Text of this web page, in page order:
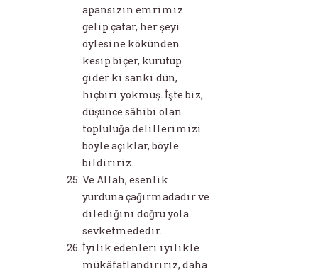
apansızın emrimiz
gelip çatar, her şeyi
öylesine kökünden
kesip biçer, kurutup
gider ki sanki dün,
hiçbiri yokmuş. İşte biz,
düşünce sâhibi olan
topluluğa delillerimizi
böyle açıklar, böyle
bildiririz.
Ve Allah, esenlik
yurduna çağırmadadır ve
dilediğini doğru yola
sevketmededir.
İyilik edenleri iyilikle
mükâfatlandırırız, daha